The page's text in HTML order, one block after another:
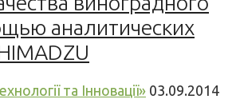
аналитических
та Інновації» 03.09.2014